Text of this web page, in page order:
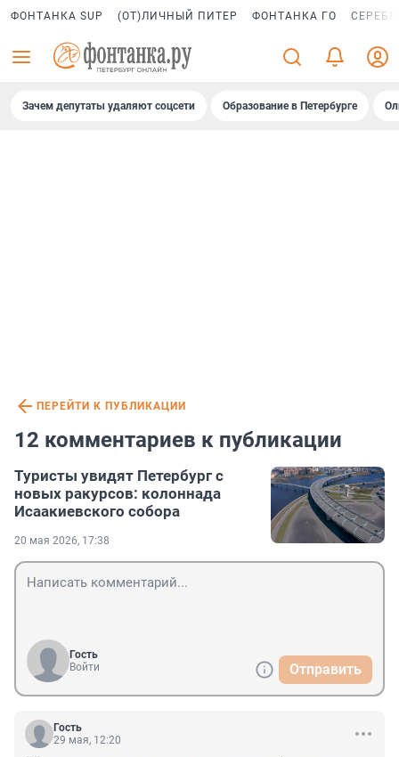
ФОНТАНКА SUP (ОТ)ЛИЧНЫЙ ПИТЕР ФОНТАНКА ГО
Зачем депутаты удаляют соцсети Образование в Петербурге
ПЕРЕЙТИ К ПУБЛИКАЦИИ
12 комментариев к публикации
Туристы увидят Петербург с
новых ракурсов: колоннада
Исаакиевского собора
20 мая 2026, 17:38
Гость
Войти
Отправить
Гость
29 мая, 12:20